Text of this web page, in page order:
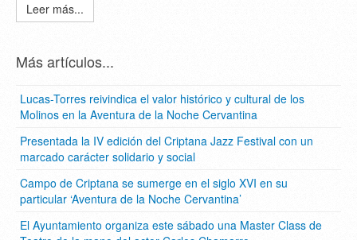
Leer más...
Más artículos...
Lucas-Torres reivindica el valor histórico y cultural de los
Molinos en la Aventura de la Noche Cervantina
Presentada la IV edición del Criptana Jazz Festival con un
marcado carácter solidario y social
Campo de Criptana se sumerge en el siglo XVI en su
particular ‘Aventura de la Noche Cervantina’
El Ayuntamiento organiza este sábado una Master Class de